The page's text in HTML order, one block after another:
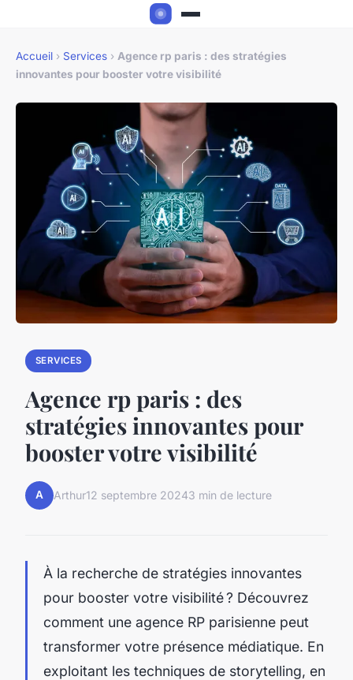
Accueil › Services › Agence rp paris : des stratégies
innovantes pour booster votre visibilité
SERVICES
Agence rp paris : des
stratégies innovantes pour
booster votre visibilité
A Arthur12 septembre 20243 min de lecture
À la recherche de stratégies innovantes
pour booster votre visibilité ? Découvrez
comment une agence RP parisienne peut
transformer votre présence médiatique. En
exploitant les techniques de storytelling, en